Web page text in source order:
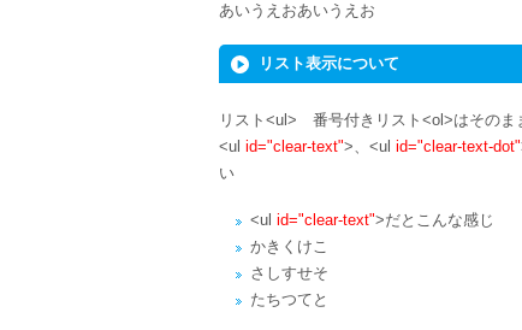
あいうえおあいうえお
リスト表示について
リスト<ul> 番号付きリスト<ol>はそのま
<ul id="clear-text">、<ul id="clear-text-dot"
い
<ul id="clear-text">だとこんな感じ
かきくけこ
さしすせそ
たちつてと